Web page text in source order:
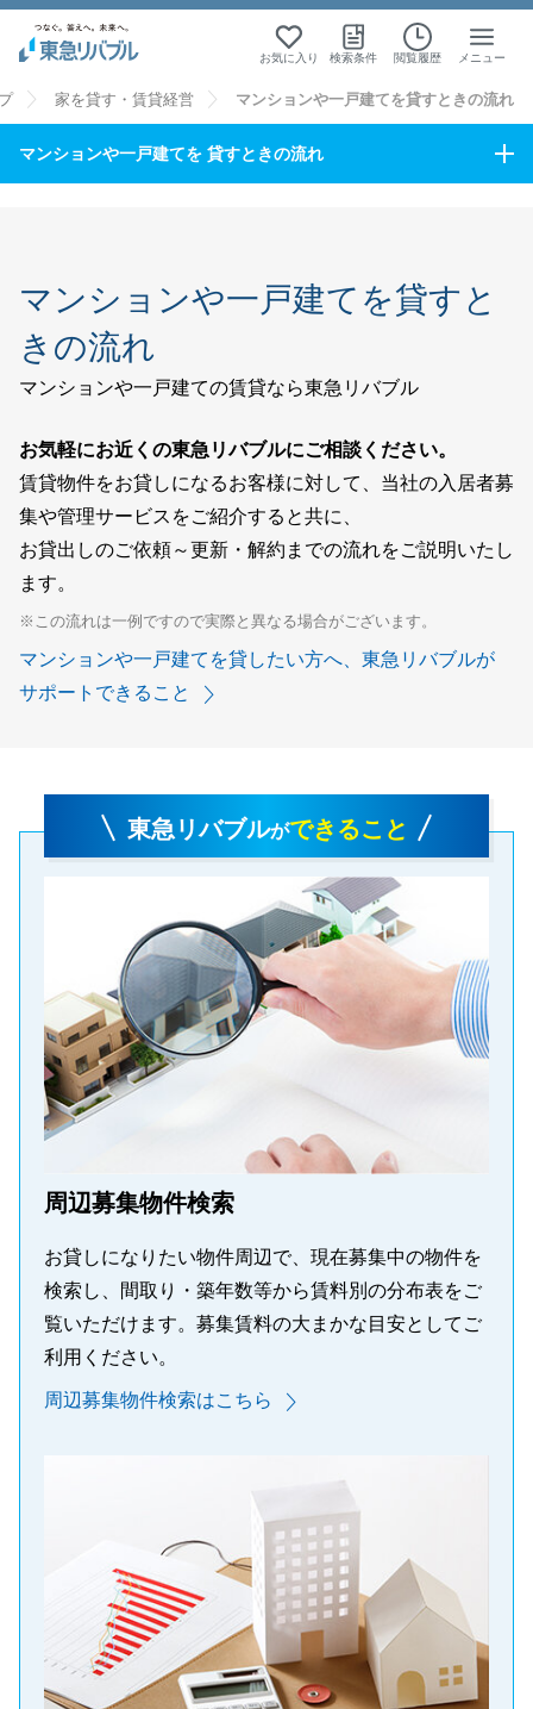
お気に入り 検索条件 閲覧履歴 メニュー
家を貸す・賃貸経営 マンションや一戸建てを貸すときの流れ
マンションや一戸建てを 貸すときの流れ
マンションや一戸建てを貸すと
きの流れ
マンションや一戸建ての賃貸なら東急リバブル
お気軽にお近くの東急リバブルにご相談ください。
賃貸物件をお貸しになるお客様に対して、当社の入居者募
集や管理サービスをご紹介すると共に、
お貸出しのご依頼～更新・解約までの流れをご説明いたし
ます。
※この流れは一例ですので実際と異なる場合がございます。
マンションや一戸建てを貸したい方へ、東急リバブルが
サポートできること
東急リバブルができること
周辺募集物件検索
お貸しになりたい物件周辺で、現在募集中の物件を
検索し、間取り・築年数等から賃料別の分布表をご
覧いただけます。募集賃料の大まかな目安としてご
利用ください。
周辺募集物件検索はこちら